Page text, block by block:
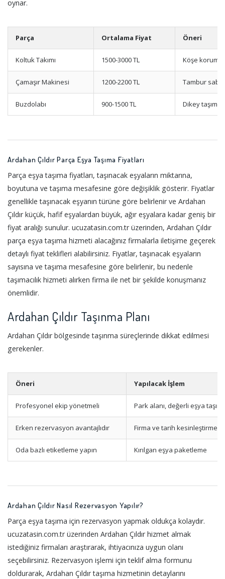
oynar.
Parça Ortalama Fiyat Öneri
Koltuk Takımı 1500-3000 TL Köşe koruma
Çamaşır Makinesi 1200-2200 TL Tambur
Buzdolabı 900-1500 TL Dikey taşıma
Ardahan Çıldır Parça Eşya Taşıma Fiyatları
Parça eşya taşıma fiyatları, taşınacak eşyaların miktarına,
boyutuna ve taşıma mesafesine göre değişiklik gösterir. Fiyatlar
genellikle taşınacak eşyanın türüne göre belirlenir ve Ardahan
Çıldır küçük, hafif eşyalardan büyük, ağır eşyalara kadar geniş bir
fiyat aralığı sunulur. ucuzatasin.com.tr üzerinden, Ardahan Çıldır
parça eşya taşıma hizmeti alacağınız firmalarla iletişime geçerek
detaylı fiyat teklifleri alabilirsiniz. Fiyatlar, taşınacak eşyaların
sayısına ve taşıma mesafesine göre belirlenir, bu nedenle
taşımacılık hizmeti alırken firma ile net bir şekilde konuşmanız
önemlidir.
Ardahan Çıldır Taşınma Planı
Ardahan Çıldır bölgesinde taşınma süreçlerinde dikkat edilmesi
gerekenler.
Öneri Yapılacak İşlem
Profesyonel ekip yönetmeli Park alanı, değerli eşya
Erken rezervasyon avantajlıdır Firma ve tarih kesinleştirme
Oda bazlı etiketleme yapın Kırılgan eşya paketleme
Ardahan Çıldır Nasıl Rezervasyon Yapılır?
Parça eşya taşıma için rezervasyon yapmak oldukça kolaydır.
ucuzatasin.com.tr üzerinden Ardahan Çıldır hizmet almak
istediğiniz firmaları araştırarak, ihtiyacınıza uygun olanı
seçebilirsiniz. Rezervasyon işlemi için teklif alma formunu
doldurarak, Ardahan Çıldır taşıma hizmetinin detaylarını